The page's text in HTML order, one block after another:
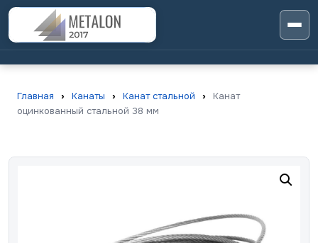
Главная › Канаты › Канат стальной ›
Канат
оцинкованный стальной 38 мм